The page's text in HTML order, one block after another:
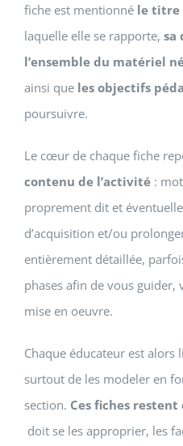
fiche est mentionné le titre
laquelle elle se rapporte, sa
l’ensemble du matériel
ainsi que les objectifs
poursuivre.
Le cœur de chaque fiche
contenu de l’activité :
proprement dit et
d’acquisition et/ou
entièrement détaillée,
phases afin de vous guider,
mise en oeuvre.
Chaque éducateur est alors
surtout de les modeler en
section. Ces fiches
doit se les approprier, les